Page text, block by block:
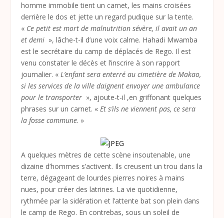
homme immobile tient un carnet, les mains croisées
derrière le dos et jette un regard pudique sur la tente.
« Ce petit est mort de malnutrition sévère, il avait un an
et demi », lâche-t-il d’une voix calme. Hahadi Mwamba
est le secrétaire du camp de déplacés de Rego. Il est
venu constater le décès et l’inscrire à son rapport
journalier. «L’enfant sera enterré au cimetière de Makao,
si les services de la ville daignent envoyer une ambulance
pour le transporter », ajoute-t-il ,en griffonant quelques
phrases sur un carnet. «Et s’ils ne viennent pas, ce sera
la fosse commune. »
A quelques mètres de cette scène insoutenable, une
dizaine d’hommes s’activent. Ils creusent un trou dans la
terre, dégageant de lourdes pierres noires à mains
nues, pour créer des latrines. La vie quotidienne,
rythmée par la sidération et l’attente bat son plein dans
le camp de Rego. En contrebas, sous un soleil de